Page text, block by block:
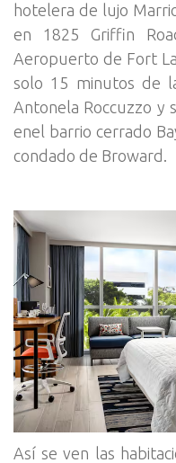
hotelera de lujo
en 1825 Griffin
Aeropuerto de Fort
solo 15 minutos de
Antonela Roccuzzo y
enel barrio cerrado
condado de Broward.
Así se ven las